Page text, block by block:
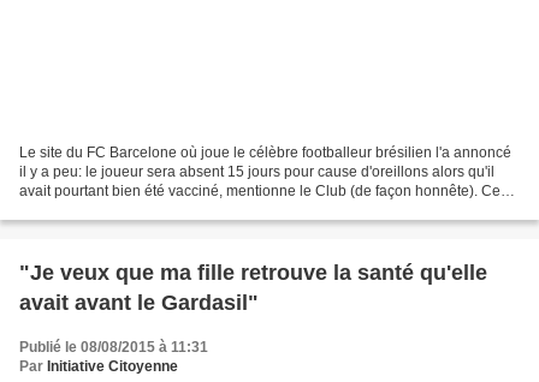
Le site du FC Barcelone où joue le célèbre footballeur brésilien l'a annoncé
il y a peu: le joueur sera absent 15 jours pour cause d'oreillons alors qu'il
avait pourtant bien été vacciné, mentionne le Club (de façon honnête). Ce
"Je veux que ma fille retrouve la santé qu'elle
avait avant le Gardasil"
Publié le 08/08/2015 à 11:31
Par Initiative Citoyenne